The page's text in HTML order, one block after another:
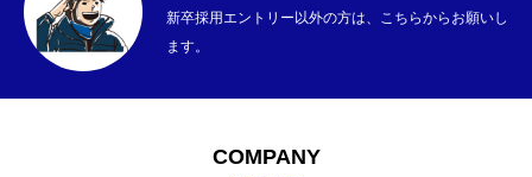
新卒採用エントリー以外の方は、こちらからお願いし
ます。
COMPANY